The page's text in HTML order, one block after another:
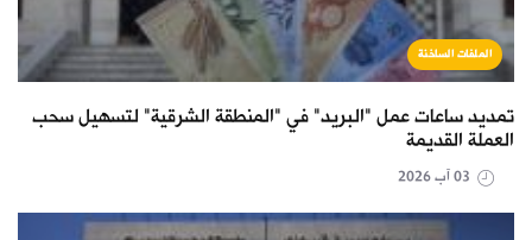
الملفات الساخنة
تمديد ساعات عمل "البريد" في "المنطقة الشرقية" لتسهيل سحب
العملة القديمة